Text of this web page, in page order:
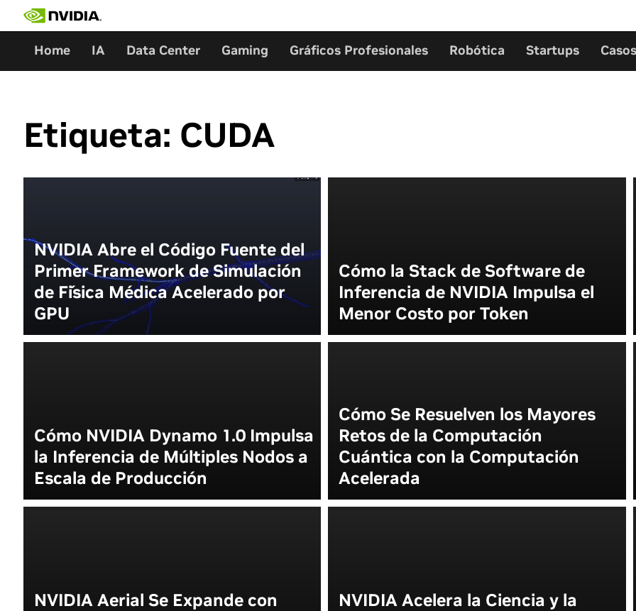
Home IA Data Center Gaming Gráficos Profesionales Robótica Startups
Etiqueta: CUDA
NVIDIA Abre el Código Fuente del
Primer Framework de Simulación
de Física Médica Acelerado por
GPU
Cómo la Stack de Software de
Inferencia de NVIDIA Impulsa el
Menor Costo por Token
Cómo NVIDIA Dynamo 1.0 Impulsa
la Inferencia de Múltiples Nodos a
Escala de Producción
Cómo Se Resuelven los Mayores
Retos de la Computación
Cuántica con la Computación
Acelerada
NVIDIA Aerial Se Expande con
NVIDIA Acelera la Ciencia y la